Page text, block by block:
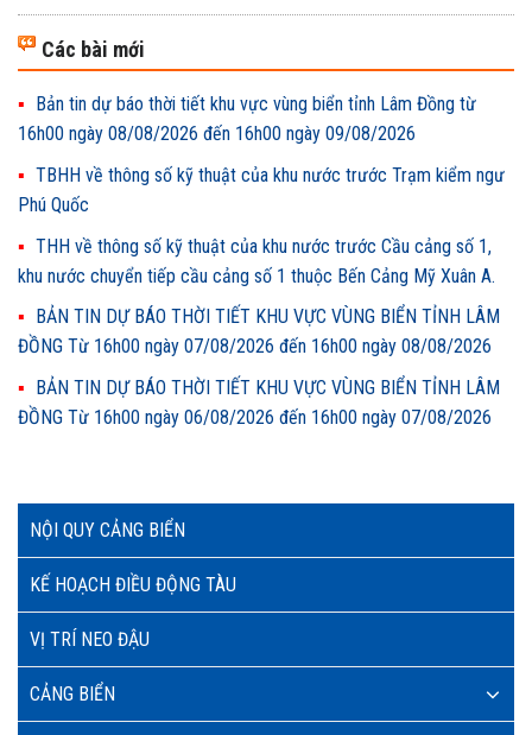
NỘI QUY CẢNG BIỂN
KẾ HOẠCH ĐIỀU ĐỘNG TÀU
VỊ TRÍ NEO ĐẬU
CẢNG BIỂN
Các bài mới
Bản tin dự báo thời tiết khu vực vùng biển tỉnh Lâm Đồng từ
16h00 ngày 08/08/2026 đến 16h00 ngày 09/08/2026
TBHH về thông số kỹ thuật của khu nước trước Trạm kiểm ngư
Phú Quốc
THH về thông số kỹ thuật của khu nước trước Cầu cảng số 1,
khu nước chuyển tiếp cầu cảng số 1 thuộc Bến Cảng Mỹ Xuân A.
BẢN TIN DỰ BÁO THỜI TIẾT KHU VỰC VÙNG BIỂN TỈNH LÂM
ĐỒNG Từ 16h00 ngày 07/08/2026 đến 16h00 ngày 08/08/2026
BẢN TIN DỰ BÁO THỜI TIẾT KHU VỰC VÙNG BIỂN TỈNH LÂM
ĐỒNG Từ 16h00 ngày 06/08/2026 đến 16h00 ngày 07/08/2026